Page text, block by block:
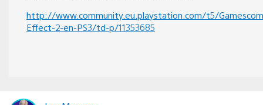
http://www.community.eu.playstation.com/t5/
Effect-2-en-PS3/td-p/11353685